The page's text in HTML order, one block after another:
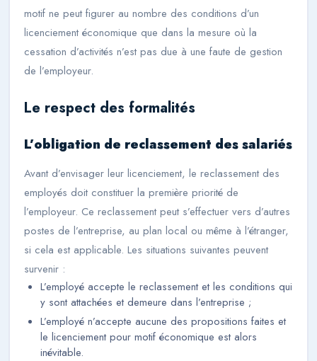
motif ne peut figurer au nombre des conditions d’un
licenciement économique que dans la mesure où la
cessation d’activités n’est pas due à une faute de gestion
de l’employeur.
Le respect des formalités
L’obligation de reclassement des salariés
Avant d’envisager leur licenciement, le reclassement des
employés doit constituer la première priorité de
l’employeur. Ce reclassement peut s’effectuer vers d’autres
postes de l’entreprise, au plan local ou même à l’étranger,
si cela est applicable. Les situations suivantes peuvent
survenir :
L’employé accepte le reclassement et les conditions qui
y sont attachées et demeure dans l’entreprise ;
L’employé n’accepte aucune des propositions faites et
le licenciement pour motif économique est alors
inévitable.